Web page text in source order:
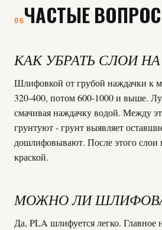
06ЧАСТЫЕ
КАК УБРАТЬ СЛОИ
Шлифовкой от грубой наждачки к
320-400, потом 600-1000 и выше.
смачивая наждачку водой. Между
грунтуют - грунт выявляет
дошлифовывают. После этого
краской.
МОЖНО ЛИ
Да, PLA шлифуется легко. Главное